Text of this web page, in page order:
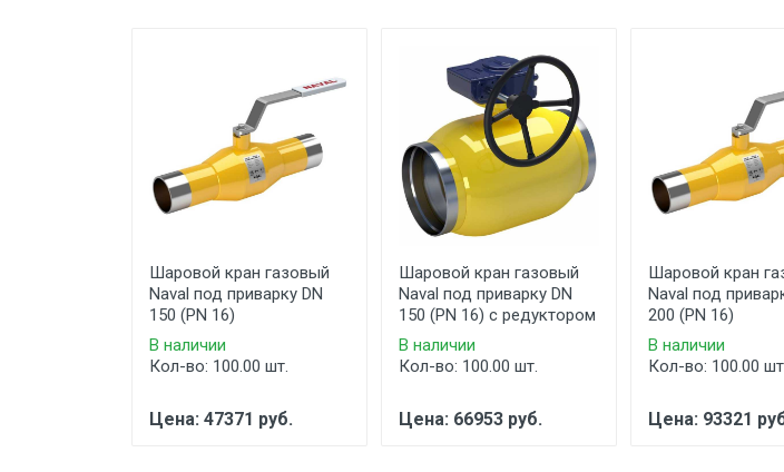
Шаровой кран газовый
Naval под приварку DN
150 (PN 16)
В наличии
Кол-во: 100.00 шт.
Цена: 47371 руб.
Шаровой кран газовый
Naval под приварку DN
150 (PN 16) с редуктором
В наличии
Кол-во: 100.00 шт.
Цена: 66953 руб.
Шаровой кран
Naval под
200 (PN 16)
В наличии
Кол-во: 100.00
Цена: 93321